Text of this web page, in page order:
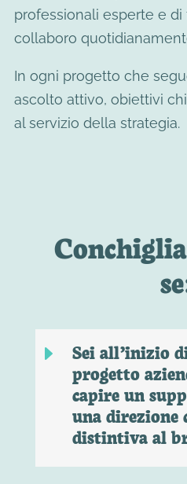
professionali esperte e
collaboro
In ogni progetto che
ascolto attivo, obiettivi
al servizio della strategia.
E
Sei all’inizio
progetto
capire un
una direzione
distintiva al